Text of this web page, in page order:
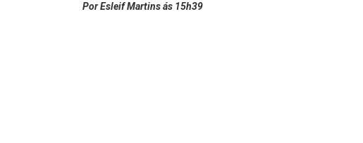
Por Esleif Martins ás 15h39